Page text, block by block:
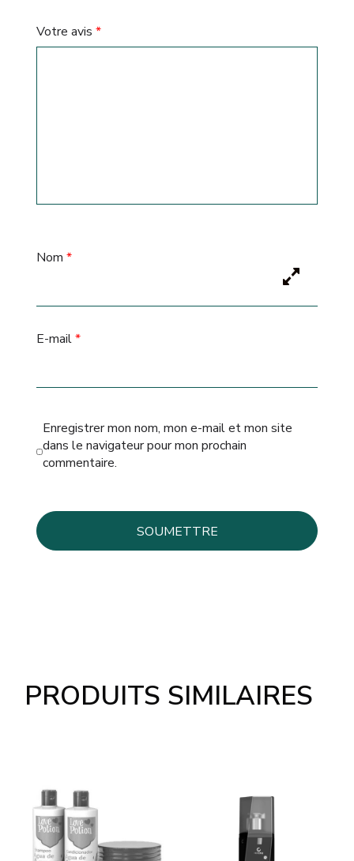
Votre avis *
Nom *
E-mail*
Enregistrer mon nom, mon e-mail et mon site
dans le navigateur pour mon prochain
commentaire.
PRODUITS SIMILAIRES